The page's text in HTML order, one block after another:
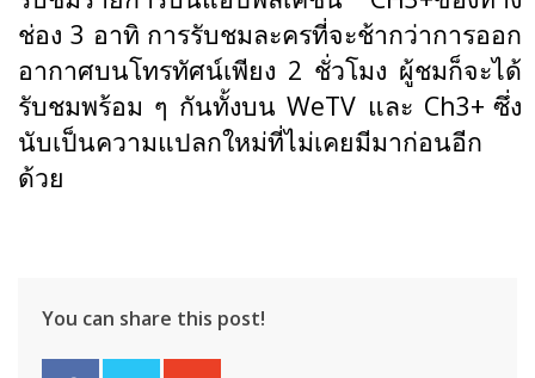
ช่อง 3 อาทิ การรับชมละครที่จะช้ากว่าการออก
อากาศบนโทรทัศน์เพียง 2 ชั่วโมง ผู้ชมก็จะได้
รับชมพร้อม ๆ กันทั้งบน WeTV และ Ch3+ ซึ่ง
นับเป็นความแปลกใหม่ที่ไม่เคยมีมาก่อนอีก
ด้วย
You can share this post!